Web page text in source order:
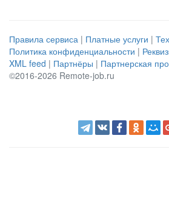
Правила сервиса | Платные услуги |
Политика конфиденциальности |
XML feed | Партнёры | Партнерская
©2016-2026 Remote-job.ru